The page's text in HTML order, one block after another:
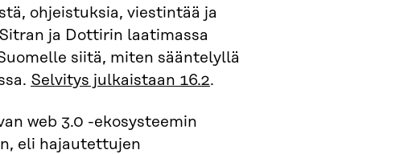
ohjeistuksia, viestintää ja
ja Dottirin laatimassa
siitä, miten sääntelyllä
Selvitys julkaistaan 16.2.
web 3.0 -ekosysteemin
eli hajautettujen